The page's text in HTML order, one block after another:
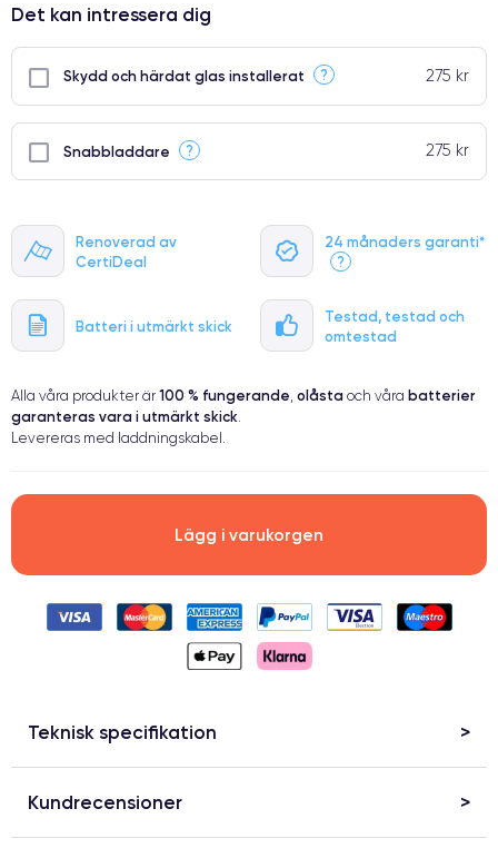
Renoverad av
CertiDeal
24 månaders garanti*
?
Batteri i utmärkt skick
Testad, testad och
omtestad
Det kan intressera dig
Skydd och härdat glas installerat ? 275 kr
Snabbladdare ? 275 kr
Alla våra produkter är 100 % fungerande, olåsta och våra batterier
garanteras vara i utmärkt skick.
Levereras med laddningskabel.
Lägg i varukorgen
Teknisk specifikation
Kundrecensioner